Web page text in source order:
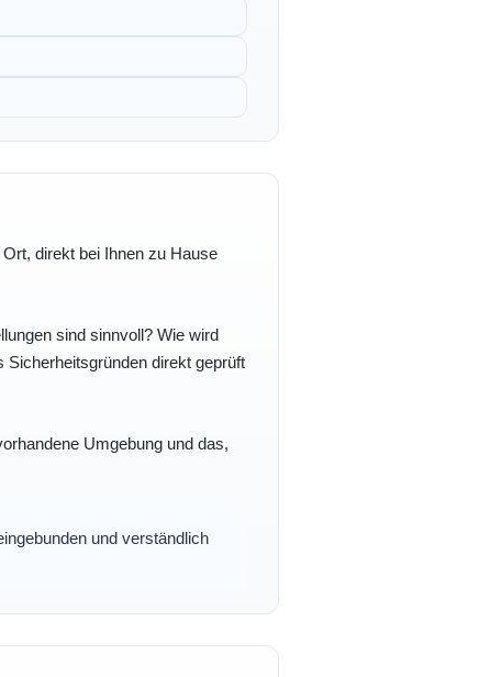
direkt bei Ihnen zu Hause
sind sinnvoll? Wie wird
direkt geprüft
Umgebung und das,
und verständlich